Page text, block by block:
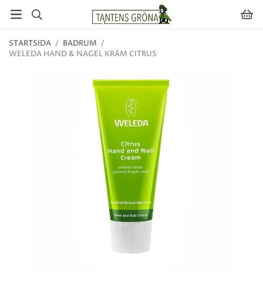
STARTSIDA / BADRUM /
WELEDA HAND & NAGEL KRÄM CITRUS